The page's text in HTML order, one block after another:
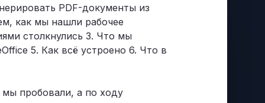
PDF-документы из
как мы нашли рабочее
столкнулись 3. Что мы
5. Как всё устроено 6. Что в
мы пробовали, а по ходу